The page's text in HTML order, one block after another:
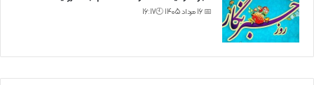
📅 16 مرداد 1405 🕙16:17